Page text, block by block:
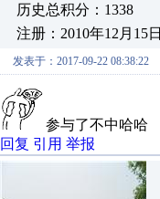
历史总积分：1338
注册：2010年12月15日
发表于：2017-09-22 08:38:22
参与了不中哈哈
回复 引用 举报